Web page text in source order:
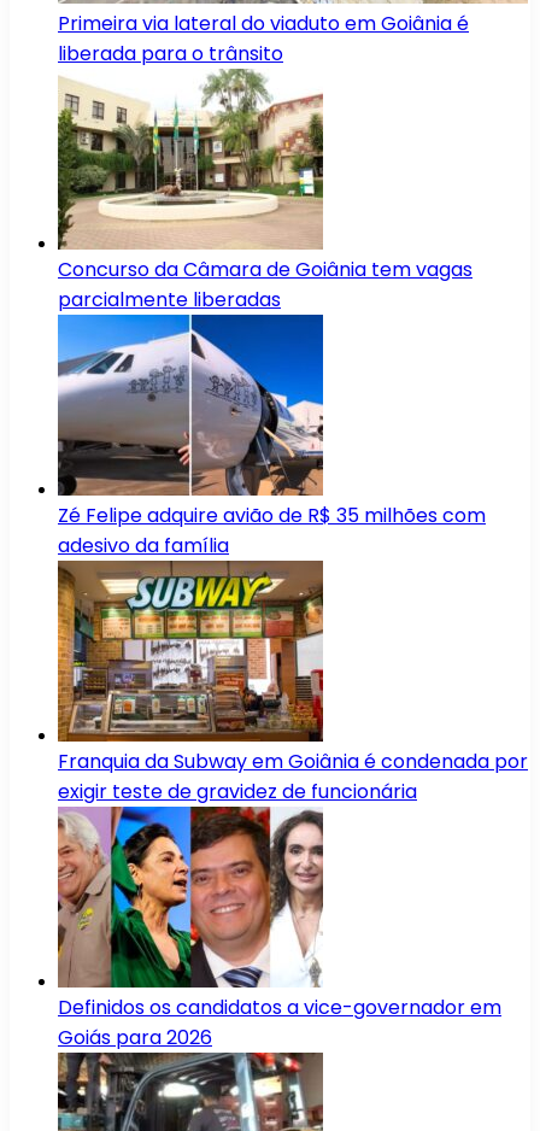
Primeira via lateral do viaduto em Goiânia é
liberada para o trânsito
Concurso da Câmara de Goiânia tem vagas
parcialmente liberadas
Zé Felipe adquire avião de R$ 35 milhões com
adesivo da família
Franquia da Subway em Goiânia é condenada por
exigir teste de gravidez de funcionária
Definidos os candidatos a vice-governador em
Goiás para 2026